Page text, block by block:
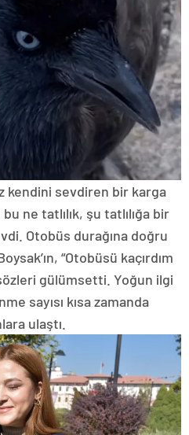
kendini sevdiren bir karga
ne tatlılık, şu tatlılığa bir
Otobüs durağına doğru
“Otobüsü kaçırdım
gülümsetti. Yoğun ilgi
sayısı kısa zamanda
ulaştı.